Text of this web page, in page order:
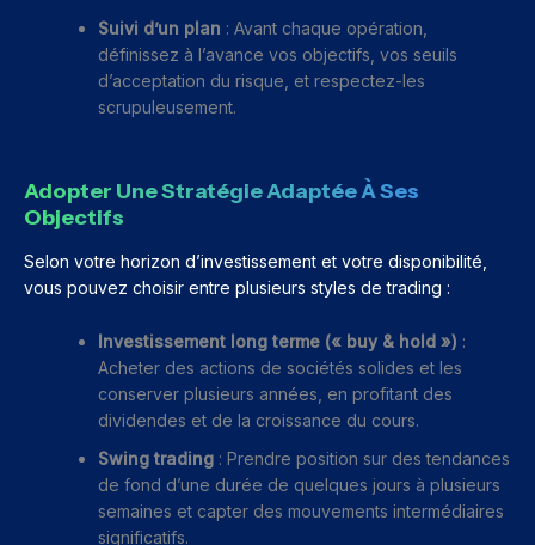
Suivi d’un plan : Avant chaque opération,
définissez à l’avance vos objectifs, vos seuils
d’acceptation du risque, et respectez-les
scrupuleusement.
Adopter Une Stratégie Adaptée À Ses
Objectifs
Selon votre horizon d’investissement et votre disponibilité,
vous pouvez choisir entre plusieurs styles de trading :
Investissement long terme (« buy & hold ») :
Acheter des actions de sociétés solides et les
conserver plusieurs années, en profitant des
dividendes et de la croissance du cours.
Swing trading : Prendre position sur des tendances
de fond d’une durée de quelques jours à plusieurs
semaines et capter des mouvements intermédiaires
significatifs.